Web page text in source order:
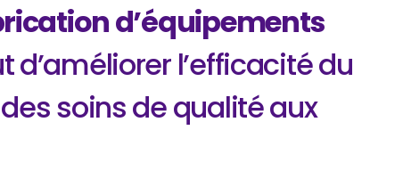
d’équipements
d’améliorer l’efficacité du
soins de qualité aux